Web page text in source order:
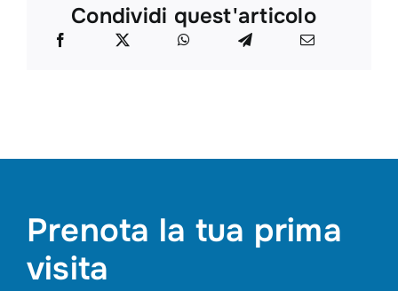
Condividi quest'articolo
Prenota la tua prima
visita